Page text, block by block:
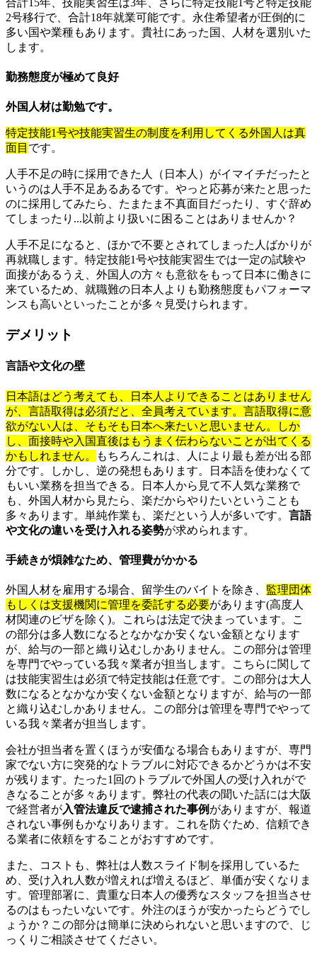
2号移行で、合計18年就業可能です。永住希望者が圧倒的に
多い国や業種もあります。貴社にあった国、人材を選別いた
します。
勤務態度が極めて良好
外国人材は勤勉です。
特定技能1号や技能実習生の制度を利用してくる外国人は真
面目 です。
人手不足の時に採用できた人（日本人）がイマイチだったと
いうのは人手不足あるあるです。やっと応募が来たと思った
のに採用してみたら、たまたま不真面目だったり、すぐ辞め
てしまったり...以前より扱いに困ることはありませんか？
人手不足になると、ほかで不要とされてしまった人ばかりが
再就職します。特定技能1号や技能実習生では一定の試験や
面接があるうえ、外国人の方々も意欲をもって日本に働きに
来ているため、就職難の日本人よりも勤務態度もパフォーマ
ンスも高いといったことが多々見受けられます。
デメリット
言語や文化の壁
日本語はどう考えても、日本人よりできることはありません
が、言語取得は必須だと、全員考えています。言語取得に意
欲がない人は、そもそも日本へ来たいと思いません。しか
し、面接時や入国直後はもうまく伝わらないことが出てくる
かもしれません。
もちろんこれは、人により最も差が出る部
分です。しかし、逆の発想もあります。日本語を使わなくて
もいい業務を担当できる。日本人から見て不人気な業務で
も、外国人材から見たら、楽だからやりたいということも
多々あります。単純作業も、楽だという人が多いです。 言語
や文化の違いを受け入れる姿勢が求められます。
手続きが煩雑なため、管理費がかかる
外国人材を雇用する場合、留学生のバイトを除き、 監理団体
もしくは支援機関に管理を委託する必要があります(高度人
材関連のビザを除く)。これらは法定で決まっています。こ
の部分は多人数になるとなかなか安くない金額となります
が、給与の一部と織り込むしかありません。この部分は管理
を専門でやっている我々業者が担当します。こちらに関して
は技能実習生は必須で特定技能は任意です。この部分は大人
数になるとなかなか安くない金額となりますが、給与の一部
と織り込むしかありません。この部分は管理を専門でやって
いる我々業者が担当します。
会社が担当者を置くほうが安価なる場合もありますが、専門
家でない方に突発的なトラブルに対応できるかどうかは不安
が残ります。たった1回のトラブルで外国人の受け入れがで
きなることが多々あります。弊社の代表の聞いた話には大阪
で経営者が入管法違反で逮捕された事例 がありますが、報道
されない事例もかなりあります。これを防ぐため、信頼でき
る業者に依頼をすることがおすすめです。
また、コストも、弊社は人数スライド制を採用しているた
め、受け入れ人数が増えれば増えるほど、単価が安くなりま
す。管理部署に、貴重な日本人の優秀なスタッフを担当させ
るのはもったいないです。外注のほうが安かったらどうでし
ょうか？この部分は簡単に決められないと思いますので、じ
っくりご相談させてください。